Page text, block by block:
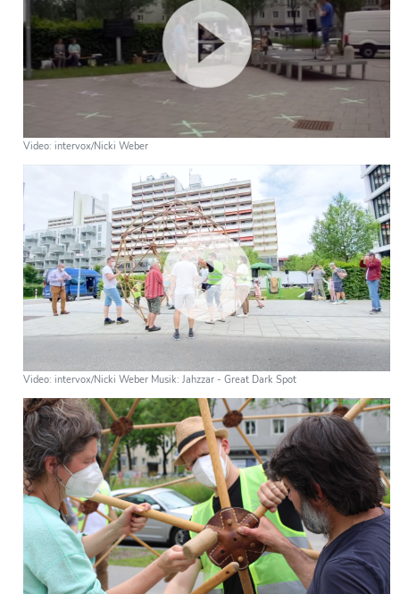
Video: intervox/Nicki Weber
Video: intervox/Nicki Weber Musik: Jahzzar - Great Dark Spot